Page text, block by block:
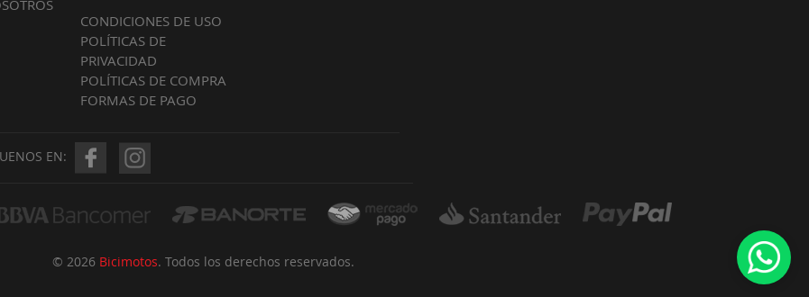
CONDICIONES DE USO
POLÍTICAS DE
PRIVACIDAD
POLÍTICAS DE COMPRA
FORMAS DE PAGO
EN:
© 2026 Bicimotos. Todos los derechos reservados.